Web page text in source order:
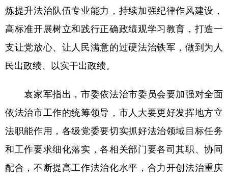
炼提升法治队伍专业能力，持续加强纪律作风建设，
高标准开展树立和践行正确政绩观学习教育，打造一
支让党放心、让人民满意的过硬法治铁军，做到为人
民出政绩、以实干出政绩。
袁家军指出，市委依法治市委员会要加强对全面
依法治市工作的统筹领导，市人大要更好发挥地方立
法职能作用，各级党委要切实抓好法治领域目标任务
和工作要求细化落实，各相关部门要各司其职、协同
配合，不断提高工作法治化水平，合力开创法治重庆